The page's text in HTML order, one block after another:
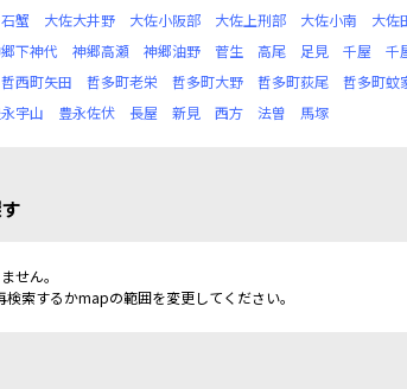
石蟹 大佐大井野 大佐小阪部 大佐上刑部 大佐小南 大佐
下神代 神郷高瀬 神郷油野 菅生 高尾 足見 千屋 千
哲西町矢田 哲多町老栄 哲多町大野 哲多町荻尾 哲多町蚊
宇山 豊永佐伏 長屋 新見 西方 法曽 馬塚
せん。
索するかmapの範囲を変更してください。